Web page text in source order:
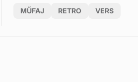
MŰFAJ RETRO VERS